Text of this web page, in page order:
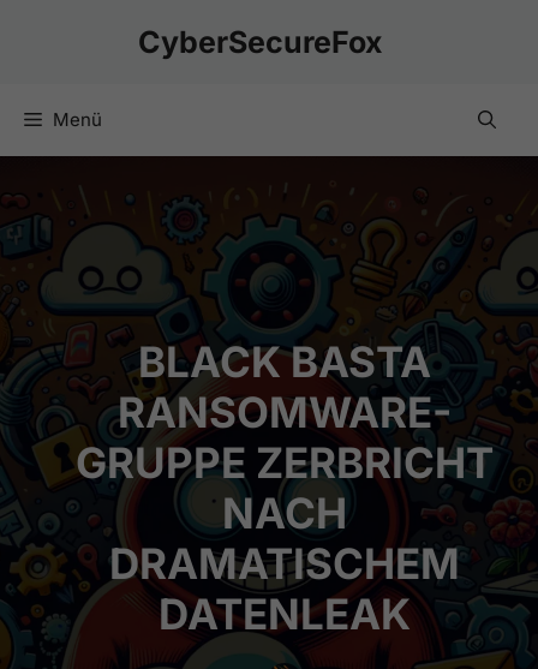
CyberSecureFox
Menü
BLACK BASTA
RANSOMWARE-
GRUPPE ZERBRICHT
NACH
DRAMATISCHEM
DATENLEAK